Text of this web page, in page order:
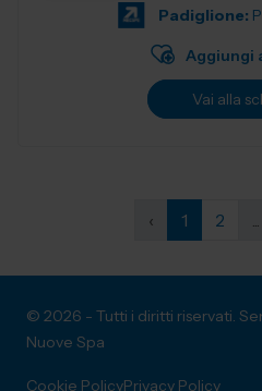
Padiglione:
Aggiungi
Vai alla
‹ 1 2 ...
© 2026 - Tutti i diritti riservati.
Nuove Spa
Cookie PolicyPrivacy Policy